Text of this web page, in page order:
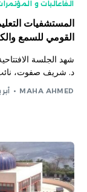
الفاعاليات و
المستشفيات
القومي للسمع
شهد الجلسة
د. شريف صفوت، نائب
MAHA AHMED أبريل